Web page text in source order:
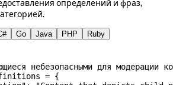
определений и фраз,
Go Java PHP Ruby
небезопасными для модерации
= {